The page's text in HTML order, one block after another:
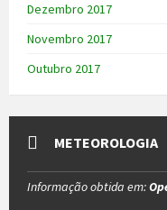
Dezembro 2017
Novembro 2017
Outubro 2017
METEOROLOGIA
Informação obtida em: